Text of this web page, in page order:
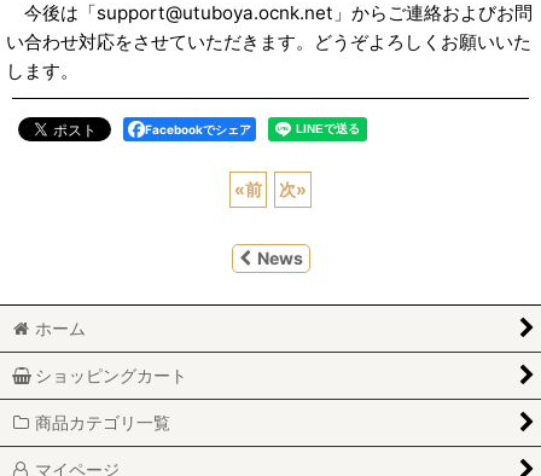
今後は「support@utuboya.ocnk.net」からご連絡およびお問
い合わせ対応をさせていただきます。どうぞよろしくお願いいた
します。
Facebookでシェア
«前 次»
News
ホーム
ショッピングカート
商品カテゴリ一覧
マイページ